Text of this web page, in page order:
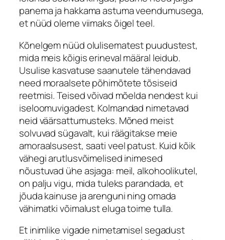
panema ja hakkama astuma veendumusega,
et nüüd oleme viimaks õigel teel.
Kõnelgem nüüd olulisematest puudustest,
mida meis kõigis erineval määral leidub.
Usulise kasvatuse saanutele tähendavad
need moraalsete põhimõtete tõsiseid
reetmisi. Teised võivad mõelda nendest kui
iseloomuvigadest. Kolmandad nimetavad
neid väärsattumusteks. Mõned meist
solvuvad sügavalt, kui räägitakse meie
amoraalsusest, saati veel patust. Kuid kõik
vähegi arutlusvõimelised inimesed
nõustuvad ühe asjaga: meil, alkohoolikutel,
on palju vigu, mida tuleks parandada, et
jõuda kainuse ja arenguni ning omada
vähimatki võimalust eluga toime tulla.
Et inimlike vigade nimetamisel segadust